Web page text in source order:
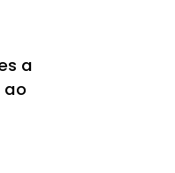
a
ao